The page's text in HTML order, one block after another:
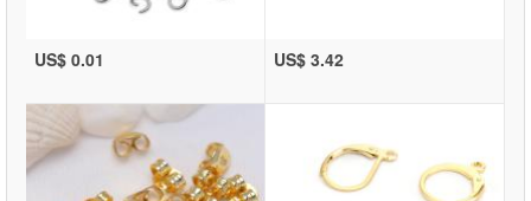
US$ 0.01 US$ 3.42